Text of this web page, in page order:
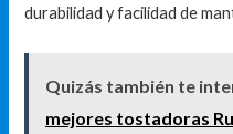
durabilidad y facilidad de
Quizás también te
mejores tostadoras